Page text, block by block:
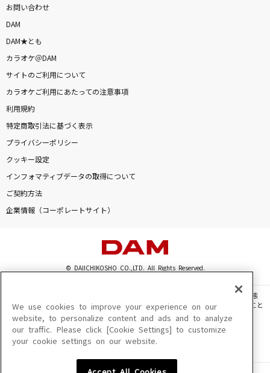
お問い合わせ
DAM
DAM★とも
カラオケ＠DAM
サイトのご利用について
カラオケご利用にあたっての注意事項
利用規約
特定商取引法に基づく表示
プライバシーポリシー
クッキー設定
インフォマティブデータの取得について
ご契約方法
企業情報（コーポレートサイト）
© DAIICHIKOSHO CO.,LTD. All Rights Reserved.
このサイトに掲載されている一切の文章・画像・写真・動画・音声等を、手段や形態
を問わず、著作権法の定める範囲を超えて無断で複製、転載、ファイル化などすること
を禁じます。
楽曲及びコンテンツは、機種によりご利用いただけない場合があります。
楽曲及びコンテンツの配信日、配信内容が変更になる場合があります。
We use cookies to improve your experience on our
website, to personalize content and ads and to analyze
our traffic. Please click [Cookie Settings] to customize
your cookie settings on our website.